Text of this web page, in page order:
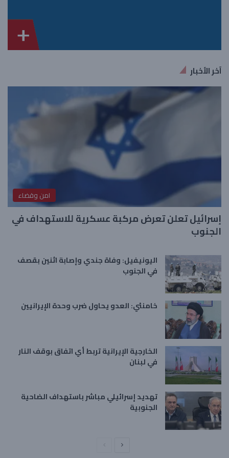
آخر الأخبار
امن وقضاء
إسرائيل تعلن تعرض مركبة عسكرية للاستهداف في
الجنوب
اليونيفيل: وفاة جندي وإصابة اثنين بقصف
في الجنوب
خامنئي: العدو يحاول ضرب وحدة الإيرانيين
الخارجية الإيرانية تربط أي اتفاق بوقف النار
في لبنان
تهديد إسرائيلي مباشر باستهداف الضاحية
الجنوبية